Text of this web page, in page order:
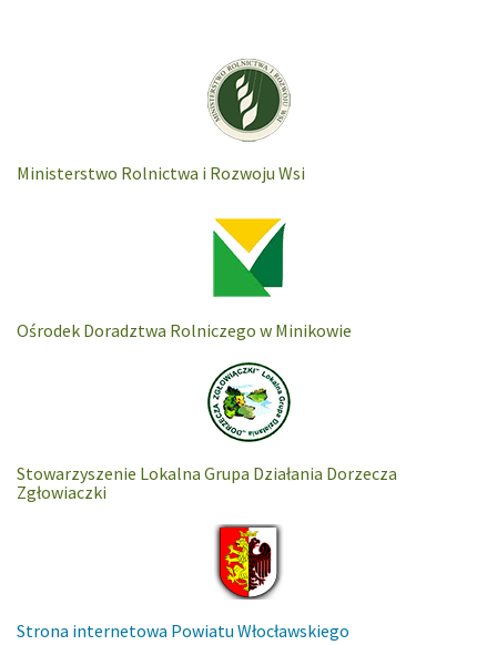
Ministerstwo Rolnictwa i Rozwoju Wsi
Ośrodek Doradztwa Rolniczego w Minikowie
Stowarzyszenie Lokalna Grupa Działania Dorzecza
Zgłowiaczki
Strona internetowa Powiatu Włocławskiego